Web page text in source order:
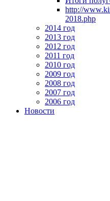
http://
2018.php
2014 год
2013 год
2012 год
2011 год
2010 год
2009 год
2008 год
2007 год
2006 год
Новости